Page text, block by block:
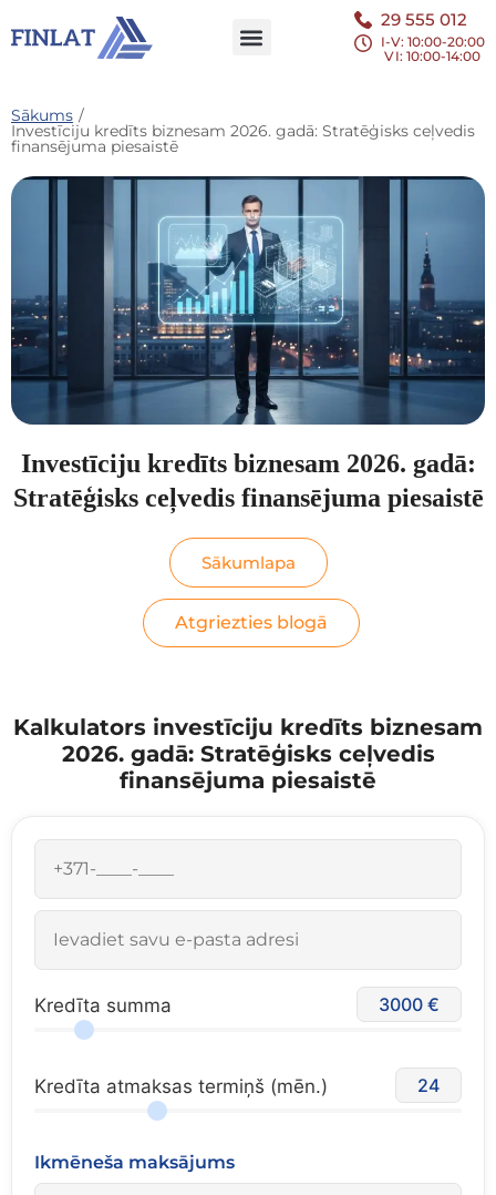
29 555 012
I-V: 10:00-20:00
VI: 10:00-14:00
Sākums /
Investīciju kredīts biznesam 2026. gadā: Stratēģisks ceļvedis
finansējuma piesaistē
Investīciju kredīts biznesam 2026. gadā:
Stratēģisks ceļvedis finansējuma piesaistē
Sākumlapa
Atgriezties blogā
Kalkulators investīciju kredīts biznesam
2026. gadā: Stratēģisks ceļvedis
finansējuma piesaistē
Kredīta summa 3000
Kredīta atmaksas termiņš (mēn.) 24
Ikmēneša maksājums